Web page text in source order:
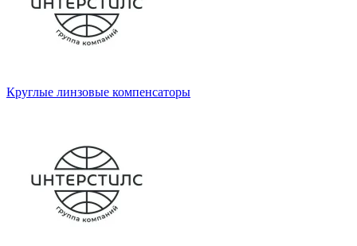
Круглые линзовые компенсаторы